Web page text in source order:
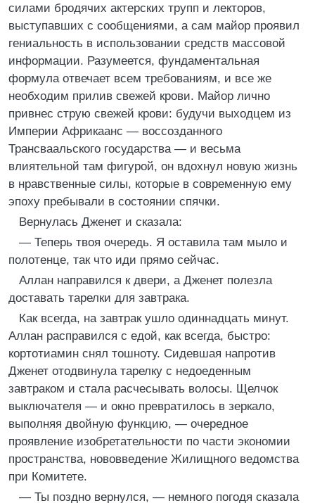
силами бродячих актерских трупп и лекторов,
выступавших с сообщениями, а сам майор проявил
гениальность в использовании средств массовой
информации. Разумеется, фундаментальная
формула отвечает всем требованиям, и все же
необходим прилив свежей крови. Майор лично
привнес струю свежей крови: будучи выходцем из
Империи Африкаанс — воссозданного
Трансваальского государства — и весьма
влиятельной там фигурой, он вдохнул новую жизнь
в нравственные силы, которые в современную ему
эпоху пребывали в состоянии спячки.
Вернулась Дженет и сказала:
— Теперь твоя очередь. Я оставила там мыло и
полотенце, так что иди прямо сейчас.
Аллан направился к двери, а Дженет полезла
доставать тарелки для завтрака.
Как всегда, на завтрак ушло одиннадцать минут.
Аллан расправился с едой, как всегда, быстро:
кортотиамин снял тошноту. Сидевшая напротив
Дженет отодвинула тарелку с недоеденным
завтраком и стала расчесывать волосы. Щелчок
выключателя — и окно превратилось в зеркало,
выполняя двойную функцию, — очередное
проявление изобретательности по части экономии
пространства, нововведение Жилищного ведомства
при Комитете.
— Ты поздно вернулся, — немного погодя сказала